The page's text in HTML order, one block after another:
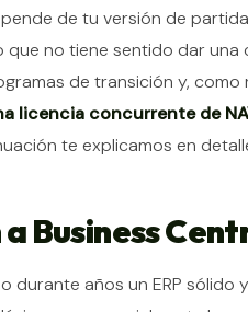
de tu versión de
no tiene sentido dar una
de transición y,
licencia concurrente de
te explicamos en
Business
durante años un ERP sólido